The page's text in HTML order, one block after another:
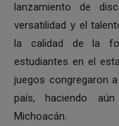
lanzamiento de
versatilidad y el
la calidad de la
estudiantes en el
juegos congregaron
país, haciendo
Michoacán.